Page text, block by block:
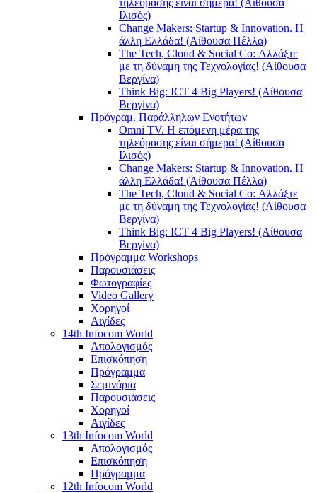
τηλεόρασης είναι σήμερα! (Αίθουσα
Ιλισός)
Change Makers: Startup & Innovation. Η
άλλη Ελλάδα! (Αίθουσα Πέλλα)
The Tech, Cloud & Social Co: Αλλάξτε
με τη δύναμη της Τεχνολογίας! (Αίθουσα
Βεργίνα)
Think Big: ICT 4 Big Players! (Αίθουσα
Βεργίνα)
Πρόγραμ. Παράλληλων Ενοτήτων
Omni TV. Η επόμενη μέρα της
τηλεόρασης είναι σήμερα! (Αίθουσα
Ιλισός)
Change Makers: Startup & Innovation. Η
άλλη Ελλάδα! (Αίθουσα Πέλλα)
The Tech, Cloud & Social Co: Αλλάξτε
με τη δύναμη της Τεχνολογίας! (Αίθουσα
Βεργίνα)
Think Big: ICT 4 Big Players! (Αίθουσα
Βεργίνα)
Πρόγραμμα Workshops
Παρουσιάσεις
Φωτογραφίες
Video Gallery
Χορηγοί
Αιγίδες
14th Infocom World
Απολογισμός
Επισκόπηση
Πρόγραμμα
Σεμινάρια
Παρουσιάσεις
Χορηγοί
Αιγίδες
13th Infocom World
Απολογισμός
Επισκόπηση
Πρόγραμμα
12th Infocom World